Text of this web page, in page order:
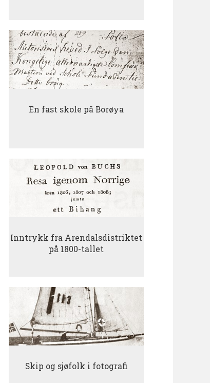
En fast skole på Borøya
Inntrykk fra Arendalsdistriktet
på 1800-tallet
Skip og sjøfolk i fotografi